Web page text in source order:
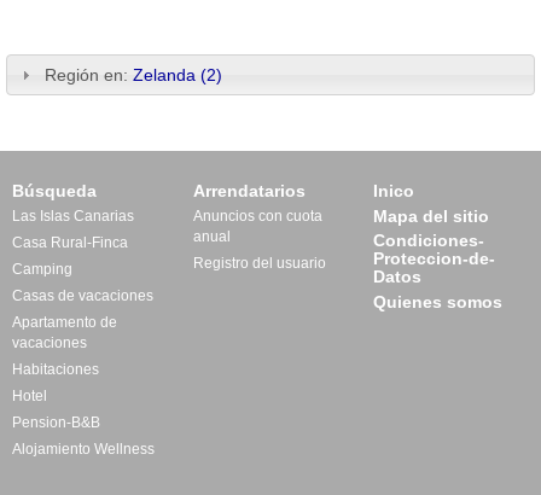
Región en: Zelanda (2)
Búsqueda
Las Islas Canarias
Casa Rural-Finca
Camping
Casas de vacaciones
Apartamento de
vacaciones
Habitaciones
Hotel
Pension-B&B
Alojamiento Wellness
Arrendatarios
Anuncios con cuota
anual
Registro del usuario
Inico
Mapa del sitio
Condiciones-
Proteccion-de-
Datos
Quienes somos